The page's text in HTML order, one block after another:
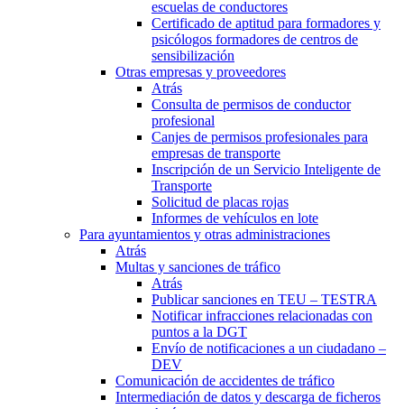
escuelas de conductores
Certificado de aptitud para formadores y
psicólogos formadores de centros de
sensibilización
Otras empresas y proveedores
Atrás
Consulta de permisos de conductor
profesional
Canjes de permisos profesionales para
empresas de transporte
Inscripción de un Servicio Inteligente de
Transporte
Solicitud de placas rojas
Informes de vehículos en lote
Para ayuntamientos y otras administraciones
Atrás
Multas y sanciones de tráfico
Atrás
Publicar sanciones en TEU – TESTRA
Notificar infracciones relacionadas con
puntos a la DGT
Envío de notificaciones a un ciudadano –
DEV
Comunicación de accidentes de tráfico
Intermediación de datos y descarga de ficheros